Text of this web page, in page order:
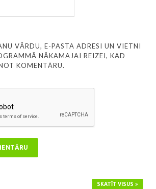
VĀRDU, E-PASTA ADRESI UN VIETNI
NĀKAMAJAI REIZEI, KAD
KOMENTĀRU.
SKATĪT VISUS